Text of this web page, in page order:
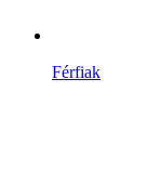
Férfiak